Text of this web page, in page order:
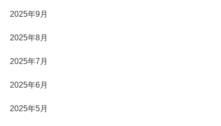
2025年9月
2025年8月
2025年7月
2025年6月
2025年5月